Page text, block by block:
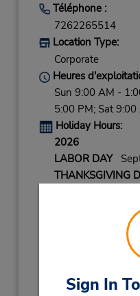
Sign In
Téléphone :
7262265514
Location Type:
Corporate
Heures
Sun 9:00 AM -
5:00 PM; Sat
Holiday Hours:
2026
LABOR DAY
THANKSGIVING
CHRISTMAS DAY
NEW YEARS EVE